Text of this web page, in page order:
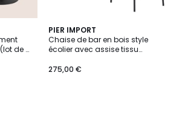
de 2)
PIER IMPORT
Chaise de bar en bois style
écolier avec assise tissu
275,00 €